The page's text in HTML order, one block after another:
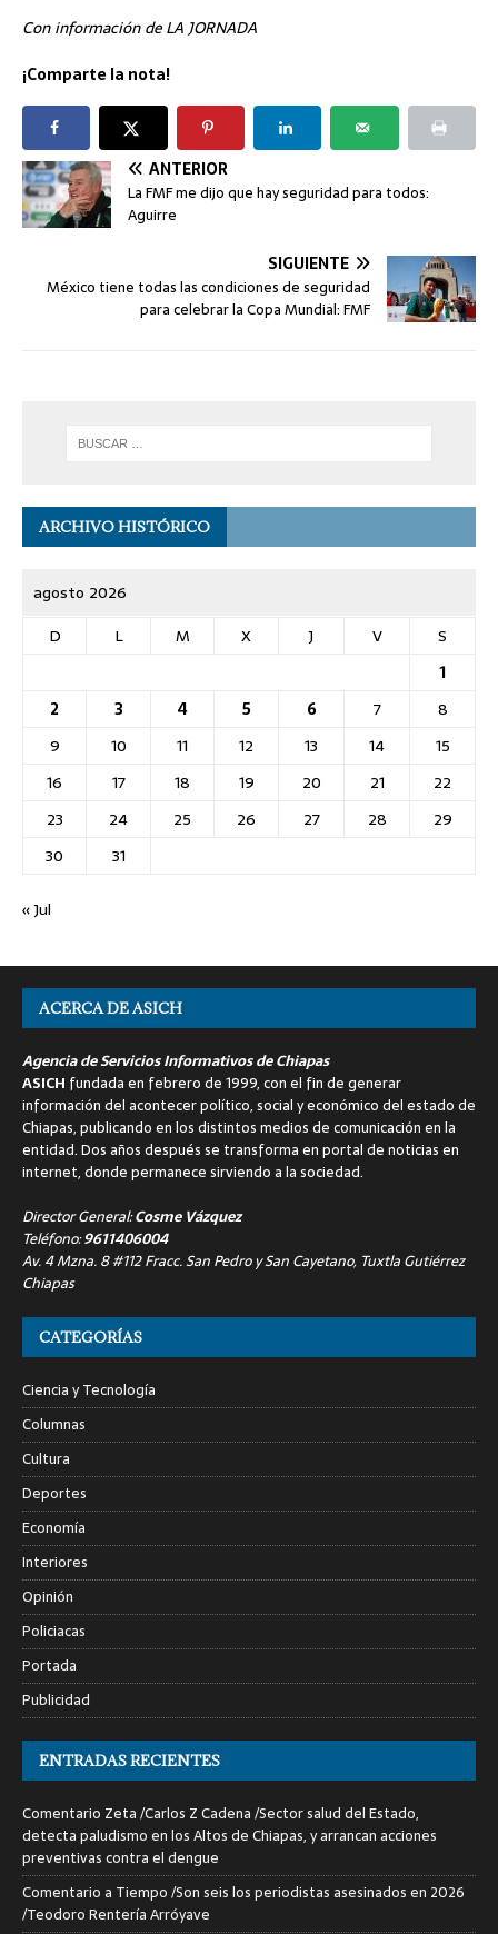
Con información de LA JORNADA
¡Comparte la nota!
ANTERIOR
La FMF me dijo que hay seguridad para todos:
Aguirre
SIGUIENTE
México tiene todas las condiciones de seguridad
para celebrar la Copa Mundial: FMF
ARCHIVO HISTÓRICO
agosto 2026
D
L M X J V
S
1
2
3 4 5 6 7
8
9
10 11 12 13 14
15
16
17 18 19 20 21
22
23
24 25 26 27 28
29
30
31
« Jul
ACERCA DE ASICH
Agencia de Servicios Informativos de Chiapas
ASICH fundada en febrero de 1999, con el fin de generar
información del acontecer político, social y económico del estado de
Chiapas, publicando en los distintos medios de comunicación en la
entidad. Dos años después se transforma en portal de noticias en
internet, donde permanece sirviendo a la sociedad.
Director General:Cosme Vázquez
Teléfono:9611406004
Av. 4 Mzna. 8 #112 Fracc. San Pedro y San Cayetano, Tuxtla Gutiérrez
Chiapas
CATEGORÍAS
Ciencia y Tecnología
Columnas
Cultura
Deportes
Economía
Interiores
Opinión
Policiacas
Portada
Publicidad
ENTRADAS RECIENTES
Comentario Zeta /Carlos Z Cadena /Sector salud del Estado,
detecta paludismo en los Altos de Chiapas, y arrancan acciones
preventivas contra el dengue
Comentario a Tiempo /Son seis los periodistas asesinados en 2026
/Teodoro Rentería Arróyave